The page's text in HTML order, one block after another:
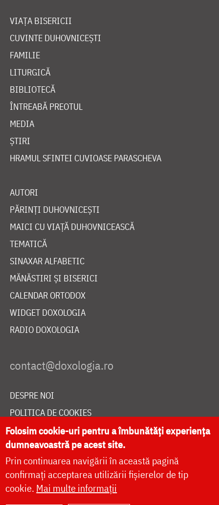
VIAȚA BISERICII
CUVINTE DUHOVNICEȘTI
FAMILIE
LITURGICĂ
BIBLIOTECĂ
ÎNTREABĂ PREOTUL
MEDIA
ȘTIRI
HRAMUL SFINTEI CUVIOASE PARASCHEVA
AUTORI
PĂRINȚI DUHOVNICEȘTI
MAICI CU VIAȚĂ DUHOVNICEASCĂ
TEMATICĂ
SINAXAR ALFABETIC
MĂNĂSTIRI ȘI BISERICI
CALENDAR ORTODOX
WIDGET DOXOLOGIA
RADIO DOXOLOGIA
DESPRE NOI
POLITICA DE COOKIES
DONEAZĂ ONLINE PENTRU CATEDRALA NAȚIONALĂ
LIVE
Folosim cookie-uri pentru a îmbunătăți experiența
dumneavoastră pe acest site.
Prin continuarea navigării în această pagină
confirmați acceptarea utilizării fișierelor de tip
cookie. Mai multe informații